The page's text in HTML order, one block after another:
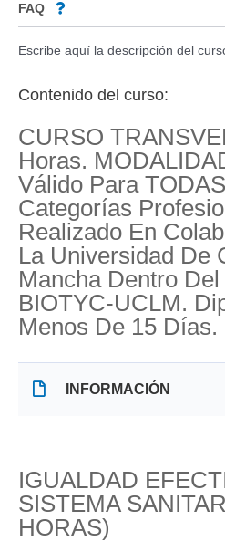
FAQ
Escribe aquí la descripción del
Contenido del curso:
CURSO
Horas.
Válido Para
Categorías
Realizado En
La Universidad De
Mancha Dentro Del
BIOTYC-UCLM.
Menos De 15 Días.
INFORMACIÓN
IGUALDAD
SISTEMA
HORAS)